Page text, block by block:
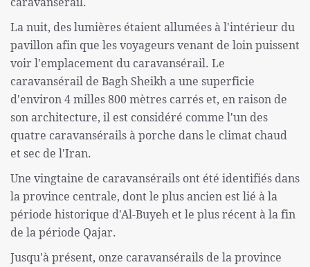
La nuit, des lumières étaient allumées à l'intérieur du
pavillon afin que les voyageurs venant de loin puissent
voir l'emplacement du caravansérail. Le
caravansérail de Bagh Sheikh a une superficie
d'environ 4 milles 800 mètres carrés et, en raison de
son architecture, il est considéré comme l'un des
quatre caravansérails à porche dans le climat chaud
et sec de l'Iran.
Une vingtaine de caravansérails ont été identifiés dans
la province centrale, dont le plus ancien est lié à la
période historique d'Al-Buyeh et le plus récent à la fin
de la période Qajar.
Jusqu'à présent, onze caravansérails de la province